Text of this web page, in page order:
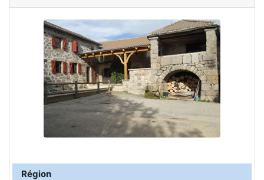
Région